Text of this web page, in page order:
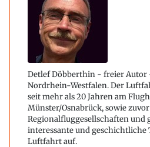
Detlef Döbberthin - freier Autor
Nordrhein-Westfalen. Der
seit mehr als 20 Jahren am
Münster/Osnabrück, sowie
Regionalfluggesellschaften und
interessante und geschichtliche
Luftfahrt auf.